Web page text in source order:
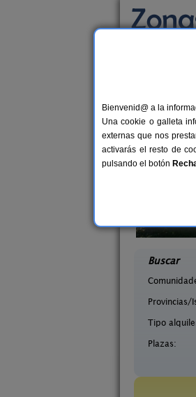
25 €
Buscar
Provincias/
Tipo
Plazas:
Bienvenid@ a la
Una cookie o galleta
externas que nos
activarás el resto de
pulsando el botón